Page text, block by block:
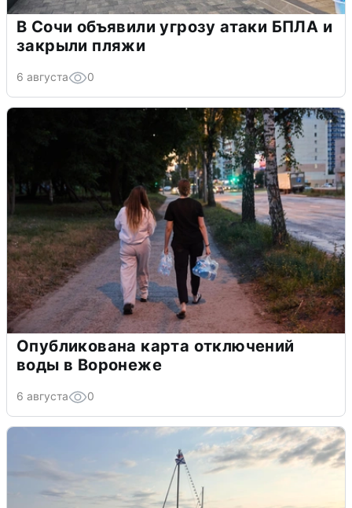
В Сочи объявили угрозу атаки БПЛА и
закрыли пляжи
6 августа 0
Опубликована карта отключений
воды в Воронеже
6 августа 0